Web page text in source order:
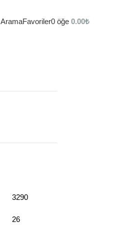
AramaFavoriler0 öğe 0.00₺
3290
26